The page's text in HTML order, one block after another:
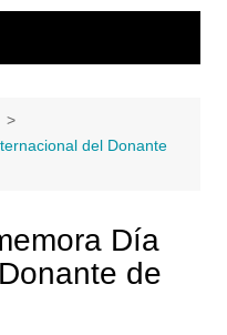
del Donante
Día
de